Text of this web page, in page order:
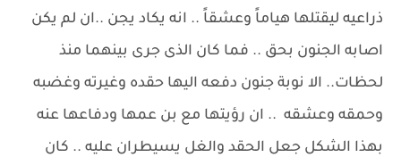
ذراعيه ليقتلها هياماً وعشقاً .. انه يكاد يجن ..ان لم يكن
اصابه الجنون بحق .. فما كان الذى جرى بينهما منذ
لحظات.. الا نوبة جنون دفعه اليها حقده وغيرته وغضبه
وحمقه وعشقه .. ان رؤيتها مع بن عمها ودفاعها عنه
بهذا الشكل جعل الحقد والغل يسيطران عليه .. كان